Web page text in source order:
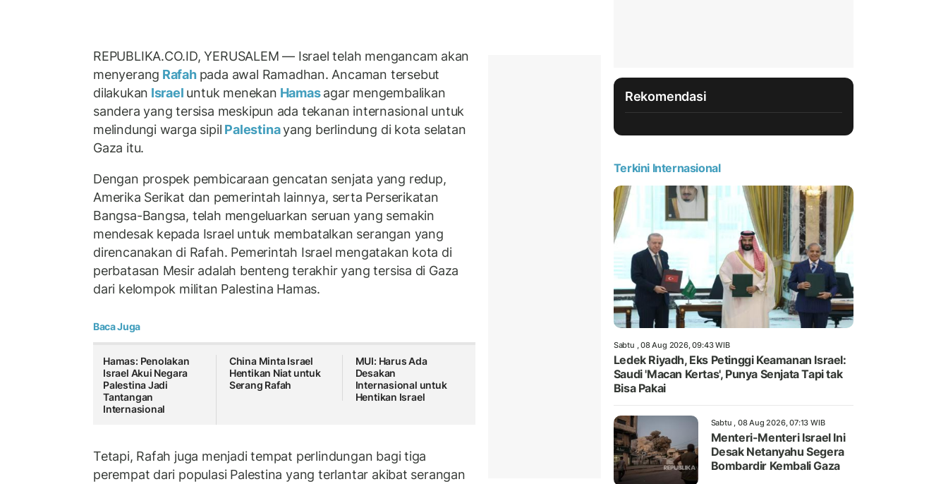
REPUBLIKA.CO.ID, YERUSALEM — Israel telah mengancam akan
menyerang Rafah pada awal Ramadhan. Ancaman tersebut
dilakukan Israel untuk menekan Hamasagar mengembalikan
sandera yang tersisa meskipun ada tekanan internasional untuk
melindungi warga sipil Palestinayang berlindung di kota selatan
Gaza itu.
Dengan prospek pembicaraan gencatan senjata yang redup,
Amerika Serikat dan pemerintah lainnya, serta Perserikatan
Bangsa-Bangsa, telah mengeluarkan seruan yang semakin
mendesak kepada Israel untuk membatalkan serangan yang
direncanakan di Rafah. Pemerintah Israel mengatakan kota di
perbatasan Mesir adalah benteng terakhir yang tersisa di Gaza
dari kelompok militan Palestina Hamas.
Baca Juga
Hamas: Penolakan
Israel Akui Negara
Palestina Jadi
Tantangan
Internasional
China Minta Israel
Hentikan Niat untuk
Serang Rafah
MUI: Harus Ada
Desakan
Internasional untuk
Hentikan Israel
Tetapi, Rafah juga menjadi tempat perlindungan bagi tiga
perempat dari populasi Palestina yang terlantar akibat serangan
Rekomendasi
Terkini Internasional
Sabtu , 08 Aug 2026, 09:43 WIB
Ledek Riyadh, Eks Petinggi Keamanan Israel:
Saudi 'Macan Kertas', Punya Senjata Tapi tak
Bisa Pakai
Sabtu , 08 Aug 2026, 07:13 WIB
Menteri-Menteri Israel Ini
Desak Netanyahu Segera
Bombardir Kembali Gaza